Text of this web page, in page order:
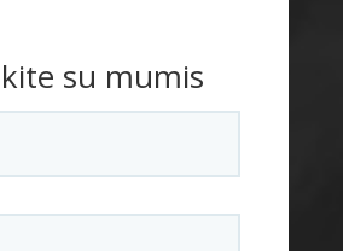
su mumis